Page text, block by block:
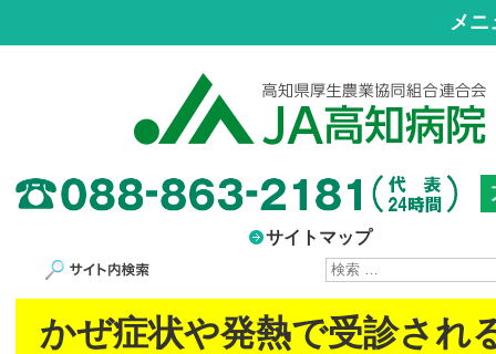
メニ
サイトマップ
サイト内検索
かぜ症状や発熱で受診され